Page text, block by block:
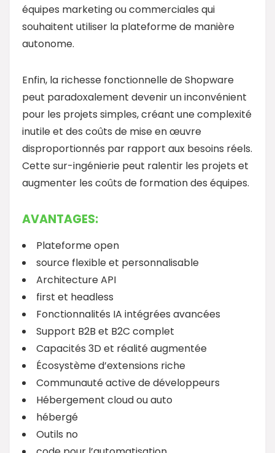
équipes marketing ou commerciales qui
souhaitent utiliser la plateforme de manière
autonome.
Enfin, la richesse fonctionnelle de Shopware
peut paradoxalement devenir un inconvénient
pour les projets simples, créant une complexité
inutile et des coûts de mise en œuvre
disproportionnés par rapport aux besoins réels.
Cette sur-ingénierie peut ralentir les projets et
augmenter les coûts de formation des équipes.
AVANTAGES:
Plateforme open
source flexible et personnalisable
Architecture API
first et headless
Fonctionnalités IA intégrées avancées
Support B2B et B2C complet
Capacités 3D et réalité augmentée
Écosystème d’extensions riche
Communauté active de développeurs
Hébergement cloud ou auto
hébergé
Outils no